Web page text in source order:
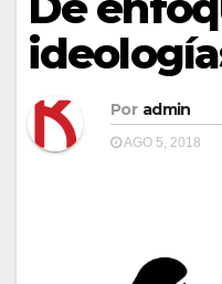
Por admin
AGO 5, 2018